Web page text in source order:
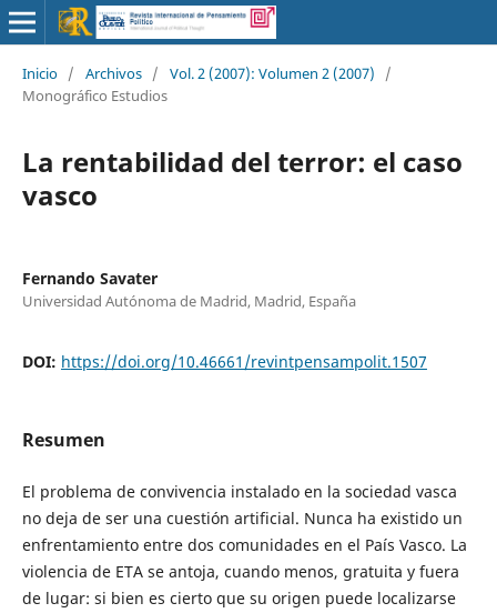
Inicio / Archivos / Vol. 2 (2007): Volumen 2 (2007)
/
Monográfico Estudios
La rentabilidad del terror: el caso
vasco
Fernando Savater
Universidad Autónoma de Madrid, Madrid, España
DOI: https://doi.org/10.46661/revintpensampolit.1507
Resumen
El problema de convivencia instalado en la sociedad vasca
no deja de ser una cuestión artificial. Nunca ha existido un
enfrentamiento entre dos comunidades en el País Vasco. La
violencia de ETA se antoja, cuando menos, gratuita y fuera
de lugar: si bien es cierto que su origen puede localizarse